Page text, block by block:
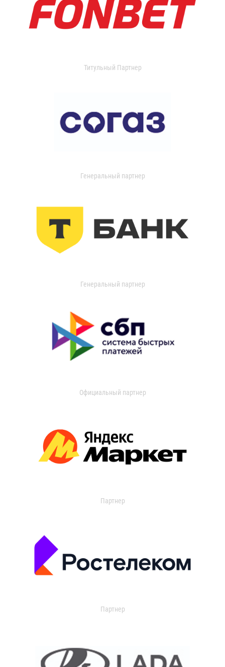
Титульный Партнер
Генеральный партнер
Генеральный партнер
Официальный партнер
Партнер
Партнер